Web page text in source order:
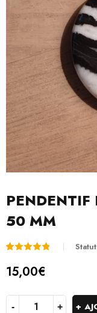
PENDENTIF
50 MM
basé
15,00€